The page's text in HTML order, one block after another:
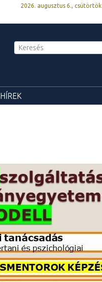
2026. augusztus 6., csütörtök
HÍREK